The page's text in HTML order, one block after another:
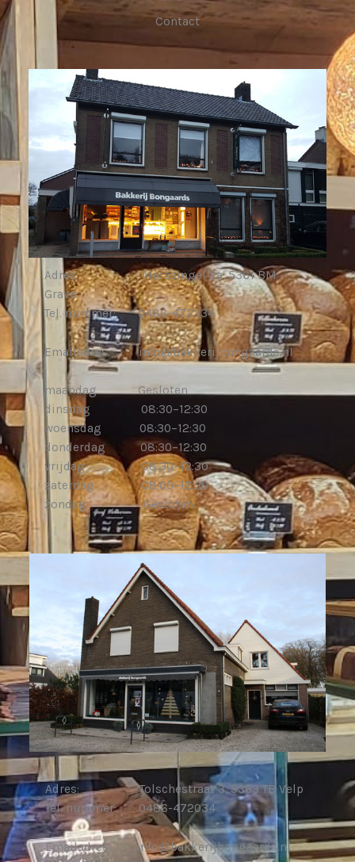
Contact
Adres: Marssingel 2a, 5361 BM
Grave
Tel. nummer: 0486-472334
Emailadres: info@bakkerijbongaards.nl
maandag Gesloten
dinsdag 08:30–12:30
woensdag 08:30–12:30
donderdag 08:30–12:30
vrijdag 08:30–12:30
zaterdag 08:00–12:30
zondag Gesloten
Adres: Tolschestraat 3, 5363 TB Velp
Tel. nummer: 0486-472034
Emailadres: info@bakkerijbongaards.nl